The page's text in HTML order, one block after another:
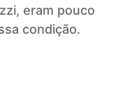
eram pouco
condição.